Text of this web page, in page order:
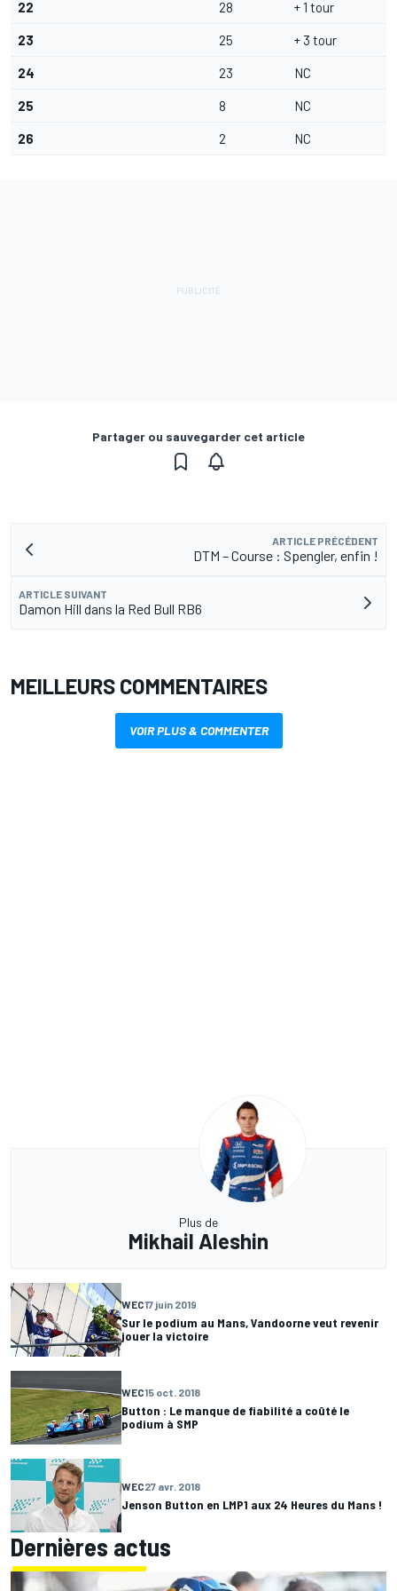
22 28 + 1 tour
23 25 + 3 tour
24 23 NC
25 8 NC
26 2 NC
Partager ou sauvegarder cet article
ARTICLE PRÉCÉDENT
DTM – Course : Spengler, enfin !
ARTICLE SUIVANT
Damon Hill dans la Red Bull RB6
MEILLEURS COMMENTAIRES
VOIR PLUS & COMMENTER
Plus de
Mikhail Aleshin
WEC17 juin 2019
Sur le podium au Mans, Vandoorne veut revenir
jouer la victoire
WEC15 oct. 2018
Button : Le manque de fiabilité a coûté le
podium à SMP
WEC27 avr. 2018
Jenson Button en LMP1 aux 24 Heures du Mans !
Dernières actus